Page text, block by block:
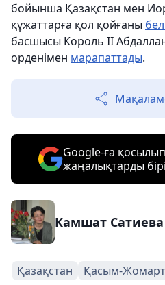
бойынша Қазақстан мен
құжаттарға қол қойғаны
басшысы Король II
орденімен марапаттады.
Google-ға
жаңалықтарды
Камшат Сатиева
Қазақстан Қасым-